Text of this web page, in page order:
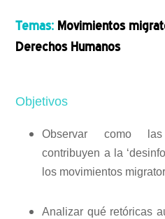
Temas: Movimientos
Derechos Humanos
Objetivos
Observar como las
contribuyen a la
los movimientos
Analizar qué retóricas